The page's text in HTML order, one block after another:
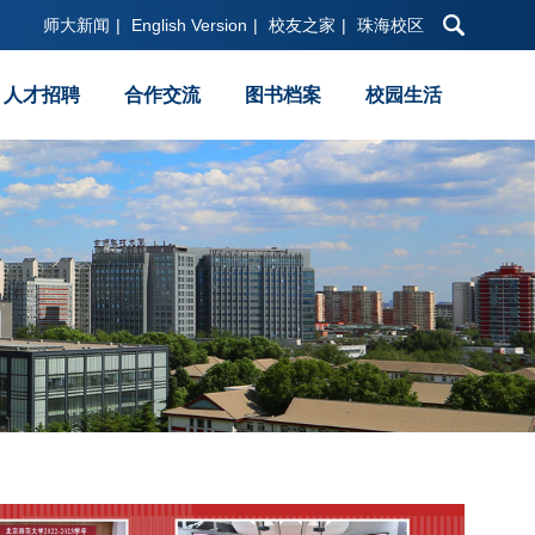
师大新闻 | English Version | 校友之家 | 珠海校区
人才招聘 合作交流 图书档案 校园生活